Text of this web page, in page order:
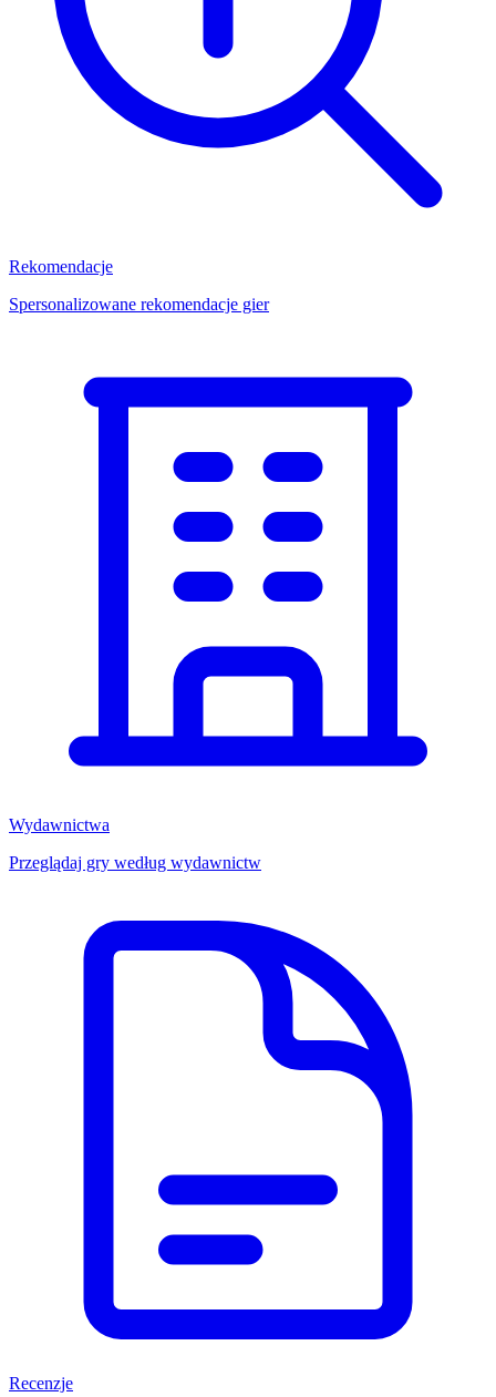
Rekomendacje
Spersonalizowane rekomendacje gier
Wydawnictwa
Przeglądaj gry według wydawnictw
Recenzje